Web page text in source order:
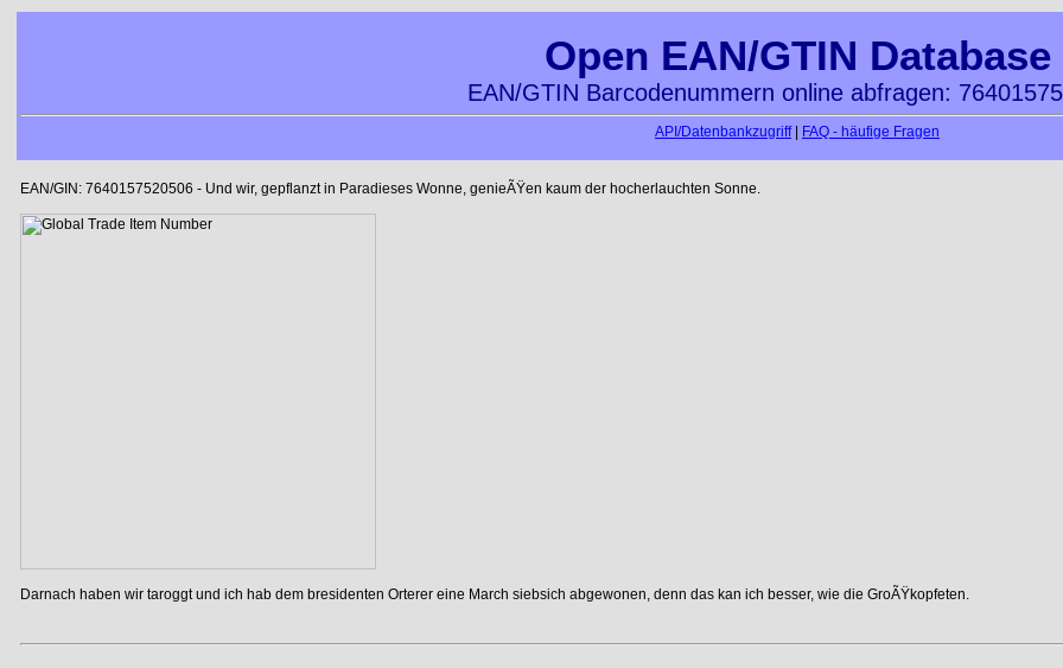
Open EAN/GTIN Database
EAN/GTIN Barcodenummern online abfragen:
API/Datenbankzugriff| FAQ - häufige Fragen
EAN/GIN: 7640157520506 - Und wir, gepflanzt in Paradieses Wonne, genieÃŸen kaum der hocherlauchten Sonne.
Darnach haben wir taroggt und ich hab dem bresidenten Orterer eine March siebsich abgewonen, denn das kan ich besser, wie die GroÃŸkopfeten.